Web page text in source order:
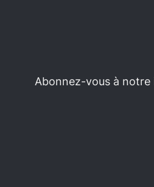
Abonnez-vous à notre